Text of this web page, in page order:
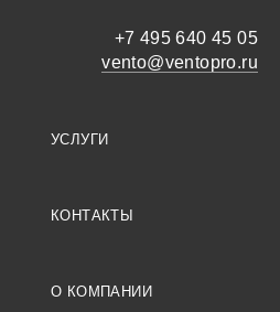
УСЛУГИ
О КОМПАНИИ
КОНТАКТЫ
+7 495 640 45 05
vento@ventopro.ru